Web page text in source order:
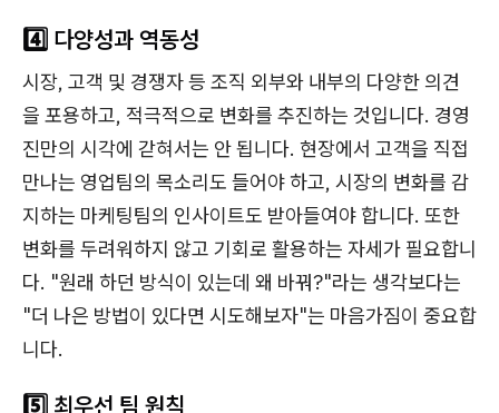
4️⃣ 다양성과 역동성
시장, 고객 및 경쟁자 등 조직 외부와 내부의 다양한 의견
을 포용하고, 적극적으로 변화를 추진하는 것입니다. 경영
진만의 시각에 갇혀서는 안 됩니다. 현장에서 고객을 직접
만나는 영업팀의 목소리도 들어야 하고, 시장의 변화를 감
지하는 마케팅팀의 인사이트도 받아들여야 합니다. 또한
변화를 두려워하지 않고 기회로 활용하는 자세가 필요합니
다. "원래 하던 방식이 있는데 왜 바꿔?"라는 생각보다는
"더 나은 방법이 있다면 시도해보자"는 마음가짐이 중요합
니다.
5️⃣ 최우선 팀 원칙